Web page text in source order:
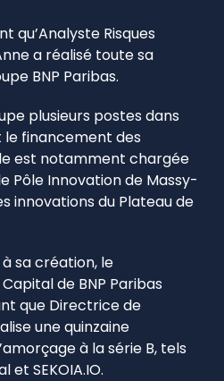
qu’Analyste Risques
a réalisé toute sa
BNP Paribas.
plusieurs postes dans
financement des
est notamment chargée
Pôle Innovation de Massy-
innovations du Plateau de
sa création, le
de BNP Paribas
que Directrice de
une quinzaine
à la série B, tels
et SEKOIA.IO.